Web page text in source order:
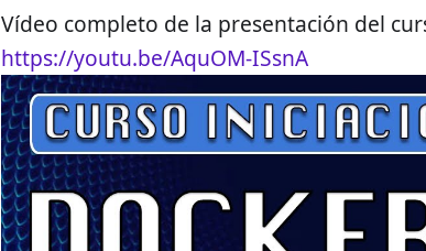
Vídeo completo de la presentación del
https://youtu.be/AquOM-ISsnA